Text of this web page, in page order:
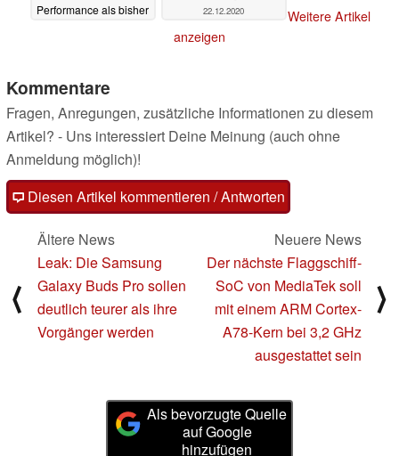
Performance als bisher
22.12.2020
Weitere Artikel
anzeigen
Kommentare
Fragen, Anregungen, zusätzliche Informationen zu diesem
Artikel? - Uns interessiert Deine Meinung (auch ohne
Anmeldung möglich)!
Diesen Artikel kommentieren / Antworten
⟨
Ältere News
Leak: Die Samsung
Galaxy Buds Pro sollen
deutlich teurer als ihre
Vorgänger werden
Neuere News
Der nächste Flaggschiff-
SoC von MediaTek soll
mit einem ARM Cortex-
A78-Kern bei 3,2 GHz
ausgestattet sein
⟩
Als bevorzugte Quelle
auf Google
hinzufügen